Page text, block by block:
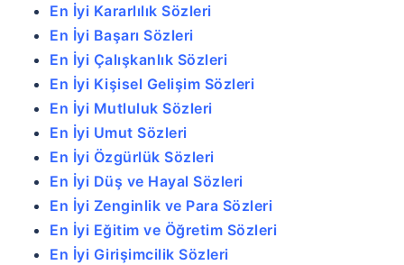
En İyi Kararlılık Sözleri
En İyi Başarı Sözleri
En İyi Çalışkanlık Sözleri
En İyi Kişisel Gelişim Sözleri
En İyi Mutluluk Sözleri
En İyi Umut Sözleri
En İyi Özgürlük Sözleri
En İyi Düş ve Hayal Sözleri
En İyi Zenginlik ve Para Sözleri
En İyi Eğitim ve Öğretim Sözleri
En İyi Girişimcilik Sözleri